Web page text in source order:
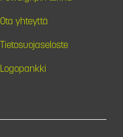
Ota yhteyttä
Tietosuojaseloste
Logopankki